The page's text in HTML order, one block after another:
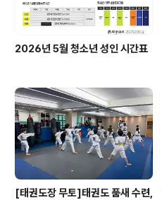
2026년 5월 청소년 성인 시간표
[태권도장 무토]태권도 품새 수련,